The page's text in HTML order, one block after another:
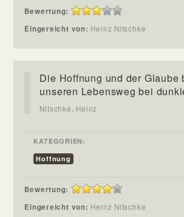
Bewertung:
Eingereicht von: Heinz Nitschke
Die Hoffnung und der Glaube
unseren Lebensweg bei
Nitschke, Heinz
KATEGORIEN:
Hoffnung
Bewertung:
Eingereicht von: Heinz Nitschke